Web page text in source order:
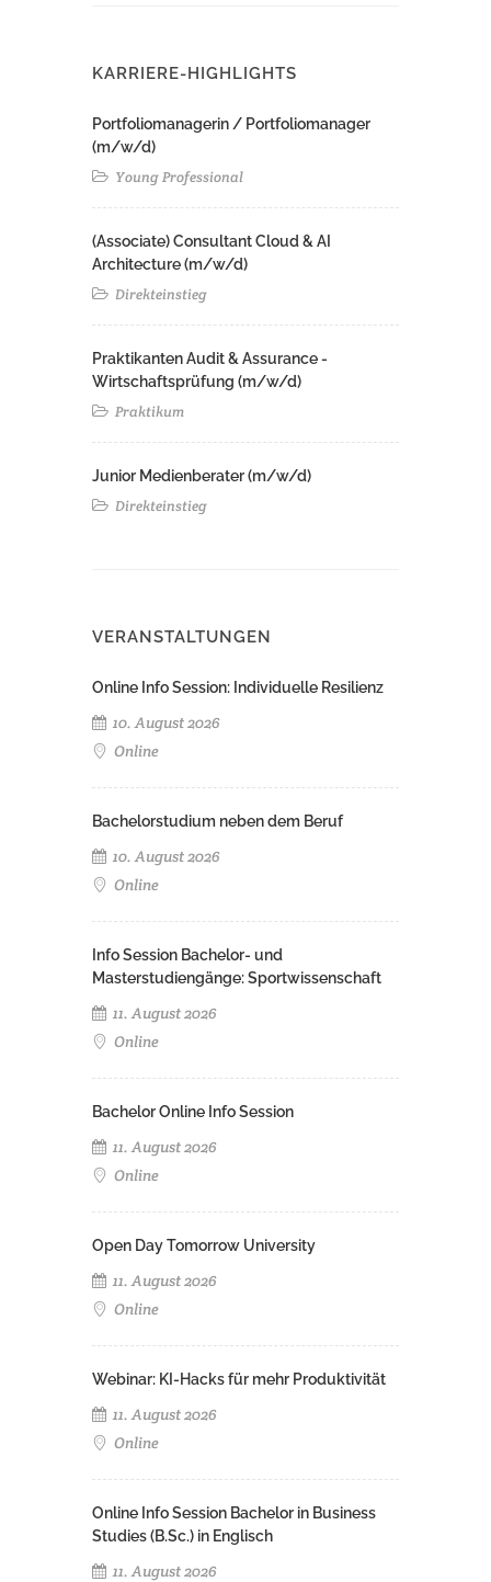
KARRIERE-HIGHLIGHTS
Portfoliomanagerin / Portfoliomanager
(m/w/d)
Young Professional
(Associate) Consultant Cloud & AI
Architecture (m/w/d)​ ​
Direkteinstieg
Praktikanten Audit & Assurance -
Wirtschaftsprüfung (m/w/d)
Praktikum
Junior Medienberater (m/w/d)
Direkteinstieg
VERANSTALTUNGEN
Online Info Session: Individuelle Resilienz
10. August 2026
Online
Bachelorstudium neben dem Beruf
10. August 2026
Online
Info Session Bachelor- und
Masterstudiengänge: Sportwissenschaft
11. August 2026
Online
Bachelor Online Info Session
11. August 2026
Online
Open Day Tomorrow University
11. August 2026
Online
Webinar: KI-Hacks für mehr Produktivität
11. August 2026
Online
Online Info Session Bachelor in Business
Studies (B.Sc.) in Englisch
11. August 2026